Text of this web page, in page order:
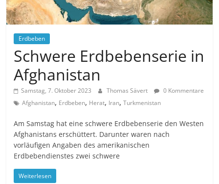
Erdbeben
Schwere Erdbebenserie in
Afghanistan
Samstag, 7. Oktober 2023 Thomas Sävert
0 Kommentare
Afghanistan, Erdbeben, Herat, Iran,Turkmenistan
Am Samstag hat eine schwere Erdbebenserie den Westen
Afghanistans erschüttert. Darunter waren nach
vorläufigen Angaben des amerikanischen
Erdbebendienstes zwei schwere
Weiterlesen